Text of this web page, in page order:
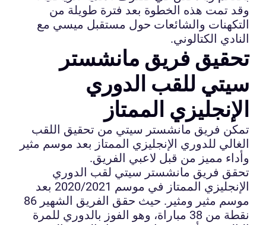
وقد تمت هذه الخطوة بعد فترة طويلة من
التكهنات والشائعات حول مستقبل ميسي مع
النادي الكتالوني.
تحقيق فريق مانشستر
سيتي للقب الدوري
الإنجليزي الممتاز
تمكن فريق مانشستر سيتي من تحقيق اللقب
الغالي للدوري الإنجليزي الممتاز بعد موسم مثير
وأداء مميز من قبل لاعبي الفريق.
تحقق فريق مانشستر سيتي لقب الدوري
الإنجليزي الممتاز في موسم 2020/2021 بعد
موسم مثير ومثير. حيث حقق الفريق الشهير 86
نقطة من 38 مباراة، وهو الفوز بالدوري للمرة